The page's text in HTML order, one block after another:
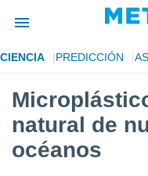
de
ha sido
para
CIENCIA PREDICCIÓN
natural de
océanos